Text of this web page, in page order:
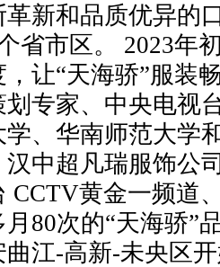
新和品质优异的
省市区。 2023年
让“天海骄”服装
专家、中央电视
、华南师范大学
中超凡瑞服饰公
CCTV黄金一频道
80次的“天海骄”
江-高新-未央区